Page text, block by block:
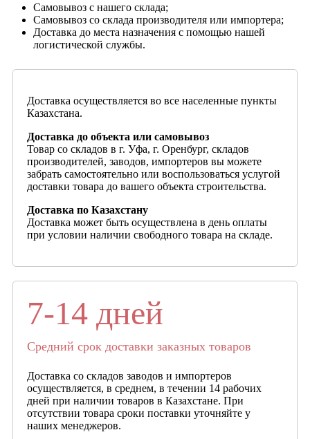
Самовывоз с нашего склада;
Самовывоз со склада производителя или импортера;
Доставка до места назначения с помощью нашей
логистической службы.
Доставка осуществляется во все населенные пункты
Казахстана.
Доставка до объекта или самовывоз
Товар со складов в г. Уфа, г. Оренбург, складов
производителей, заводов, импортеров вы можете
забрать самостоятельно или воспользоваться услугой
доставки товара до вашего объекта строительства.
Доставка по Казахстану
Доставка может быть осуществлена в день оплаты
при условии наличии свободного товара на складе.
7-14 дней
Средний срок доставки заказных товаров
Доставка со складов заводов и импортеров
осуществляется, в среднем, в течении 14 рабочих
дней при наличии товаров в Казахстане. При
отсутствии товара сроки поставки уточняйте у
наших менеджеров.